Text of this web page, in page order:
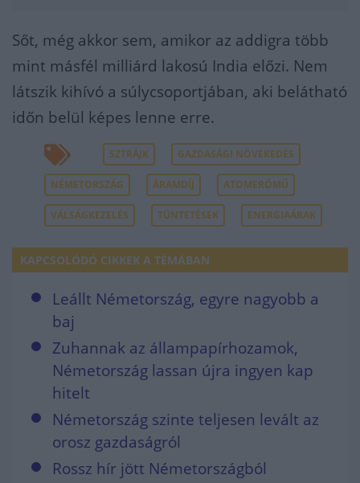
Sőt, még akkor sem, amikor az addigra több
mint másfél milliárd lakosú India előzi. Nem
látszik kihívó a súlycsoportjában, aki belátható
időn belül képes lenne erre.
SZTRÁJK GAZDASÁGI NÖVEKEDÉS
NÉMETORSZÁG ÁRAMDÍJ ATOMERŐMŰ
VÁLSÁGKEZELÉS TÜNTETÉSEK ENERGIAÁRAK
KAPCSOLÓDÓ CIKKEK A TÉMÁBAN
Leállt Németország, egyre nagyobb a
baj
Zuhannak az állampapírhozamok,
Németország lassan újra ingyen kap
hitelt
Németország szinte teljesen levált az
orosz gazdaságról
Rossz hír jött Németországból